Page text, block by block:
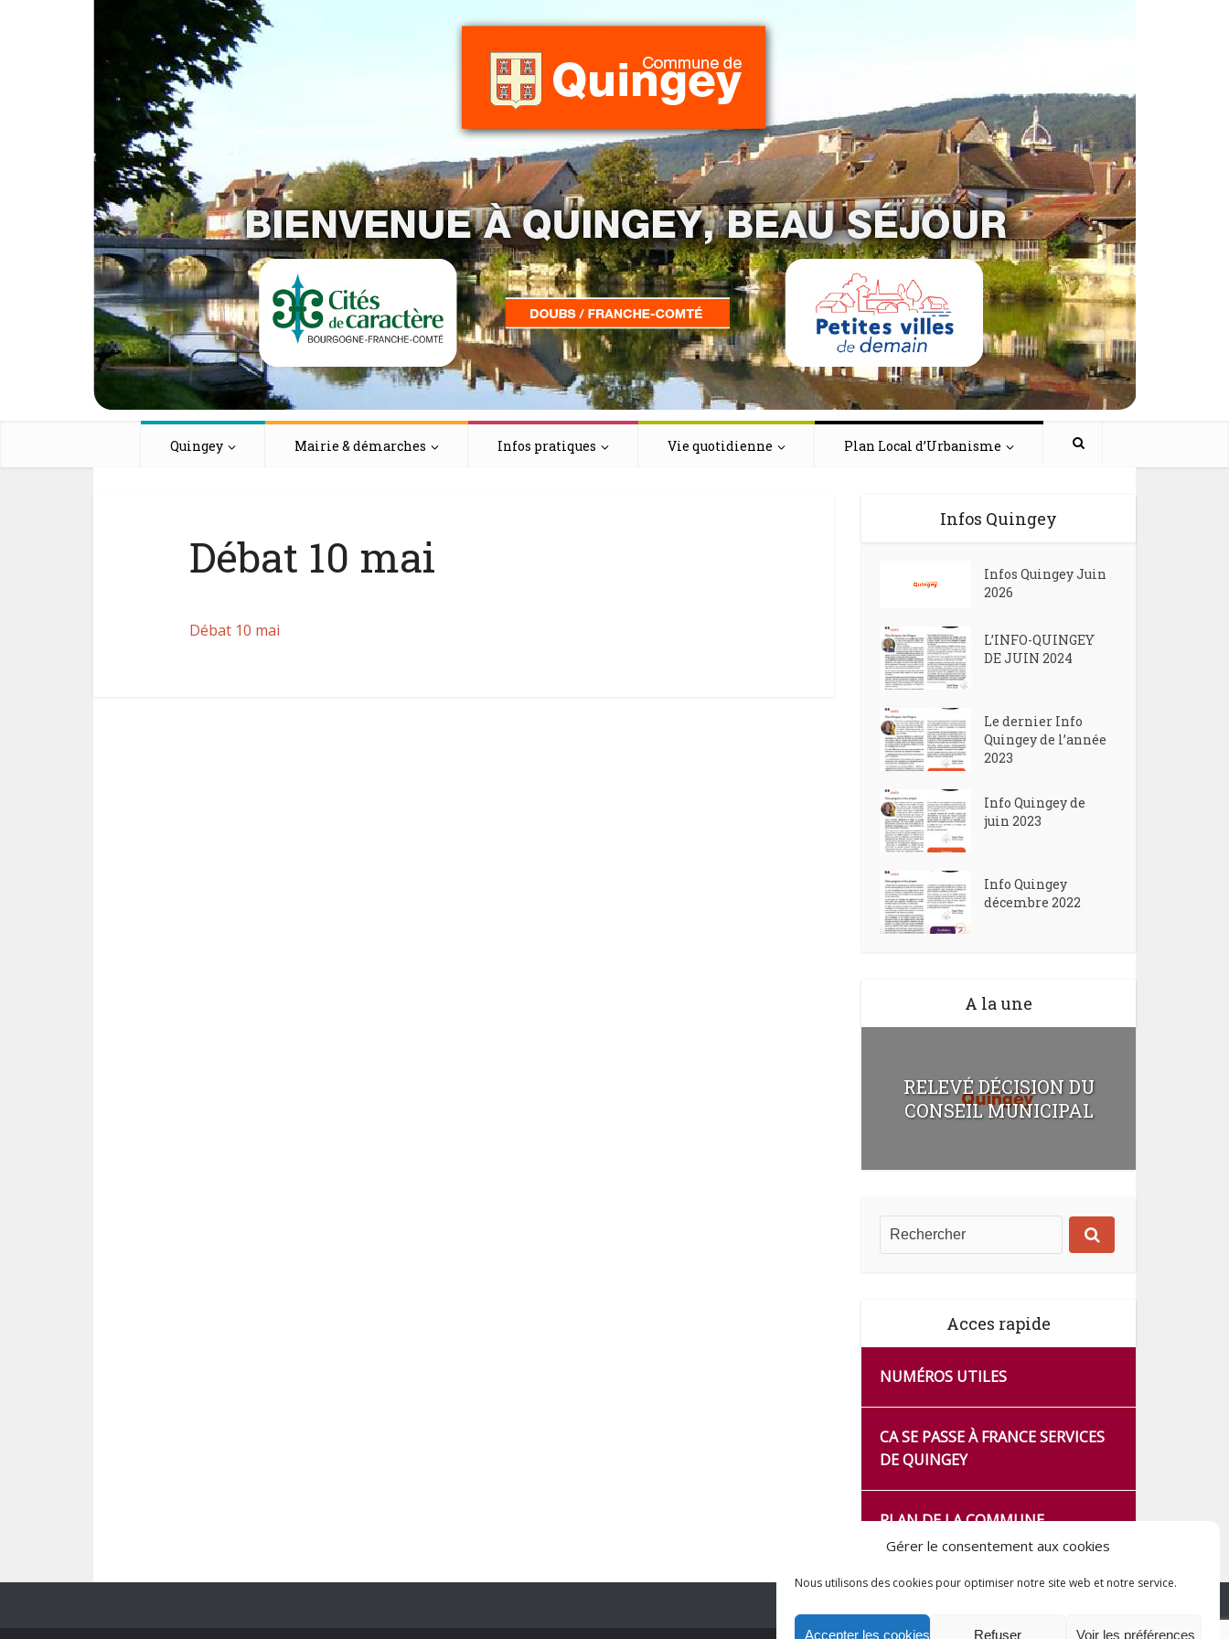
Gérer le consentement aux cookies
Nous utilisons des cookies pour optimiser notre site web et notre service.
Accepter les cookies Refuser Voir les préférences
Quingey Mairie & démarches Infos pratiques Vie quotidienne Plan Local d’Urbanisme
Débat 10 mai
Débat 10 mai
Infos Quingey
Infos Quingey Juin
2026
L’INFO-QUINGEY
DE JUIN 2024
Le dernier Info
Quingey de l’année
2023
Info Quingey de
juin 2023
Info Quingey
décembre 2022
A la une
RELEVÉ DÉCISION DU
CONSEIL MUNICIPAL
Acces rapide
NUMÉROS UTILES
CA SE PASSE À FRANCE SERVICES
DE QUINGEY
PLAN DE LA COMMUNE